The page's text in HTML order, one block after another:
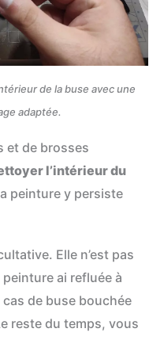
de la buse avec une
adaptée.
et de brosses
l’intérieur du
peinture y persiste
Elle n’est pas
ai refluée à
cas de buse bouchée
reste du temps, vous